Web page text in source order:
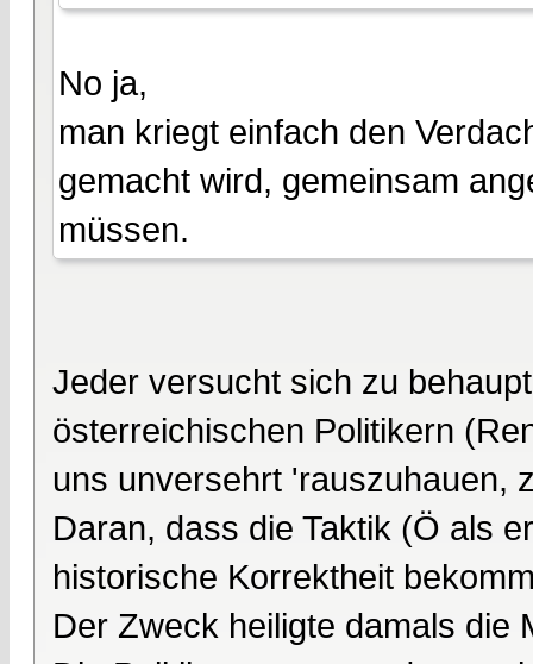
No ja,
man kriegt einfach den
gemacht wird, gemeinsam
müssen.
Jeder versucht sich zu
österreichischen Politikern
uns unversehrt 'rauszuhauen,
Daran, dass die Taktik (Ö als
historische Korrektheit
Der Zweck heiligte damals die